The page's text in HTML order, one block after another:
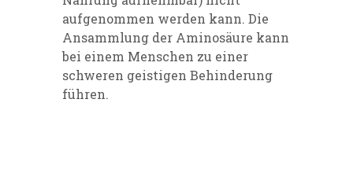
aufgenommen werden kann. Die
Ansammlung der Aminosäure kann
bei einem Menschen zu einer
schweren geistigen Behinderung
führen.